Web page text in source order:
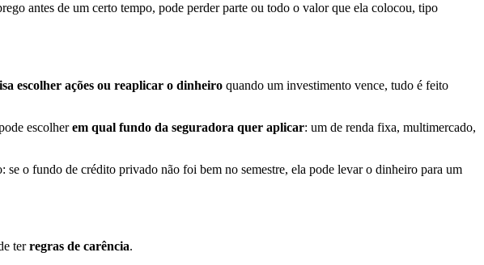
antes de um certo tempo, pode perder parte ou todo o valor que ela colocou, tipo
escolher ações ou reaplicar o dinheiro quando um investimento vence, tudo é feito
escolherem qual fundo da seguradora quer aplicar: um de renda fixa, multimercado,
se o fundo de crédito privado não foi bem no semestre, ela pode levar o dinheiro para um
terregras de carência.